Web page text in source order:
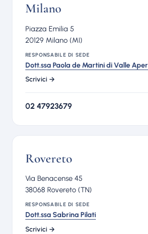
Milano
Piazza Emilia 5
20129 Milano (MI)
RESPONSABILE DI SEDE
Dott.ssa Paola de Martini di Valle
Scrivici →
02 47923679
Rovereto
Via Benacense 45
38068 Rovereto (TN)
RESPONSABILE DI SEDE
Dott.ssa Sabrina Pilati
Scrivici →